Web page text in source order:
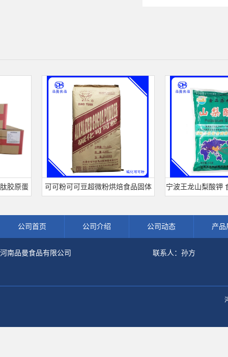
蛋 可可粉可可豆超微粉烘焙食品固体 宁波王龙山梨酸钾 食品
公司首页 公司介绍 公司动态 产品
河南品曼食品有限公司 联系人：孙方